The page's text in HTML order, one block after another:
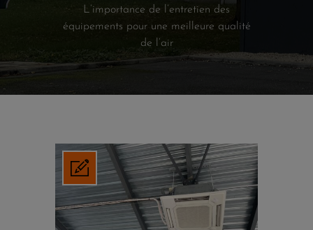
L’importance de l’entretien des
équipements pour une meilleure qualité
de l’air